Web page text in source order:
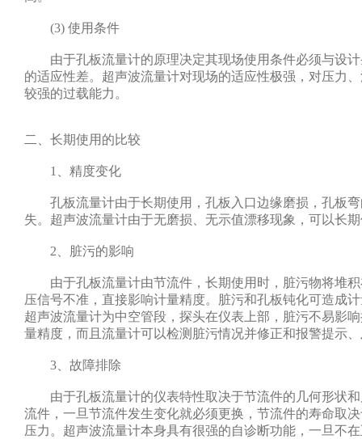
(3) 使用条件
由于孔板流量计的原理决定其现场使用条件必须与设计
的适应性差。超声波流量计对现场的适应性极强，对压力
较强的过载能力。
二、长期使用的比较
1、精度变化
孔板流量计由于长期使用，孔板入口边缘磨损，孔板弯
失。超声波流量计由于无磨损、无示值漂移现象，可以长
2、脏污的影响
由于孔板流量计由节流件，长期使用时，脏污物将堆积
压信号不准，直接影响计量精度。脏污和孔板钝化可造成
超声波流量计为中空管段，探头在仪表上部，脏污不易影
量精度，而且流量计可以检测脏污情况并修正和报警提示
3、故障排除
由于孔板流量计的仪表特性取决于节流件的几何形状和
流件，一旦节流件发生变化就必须更换，节流件的寿命取
压力。超声波流量计本身具有很强的自诊断功能，一旦不